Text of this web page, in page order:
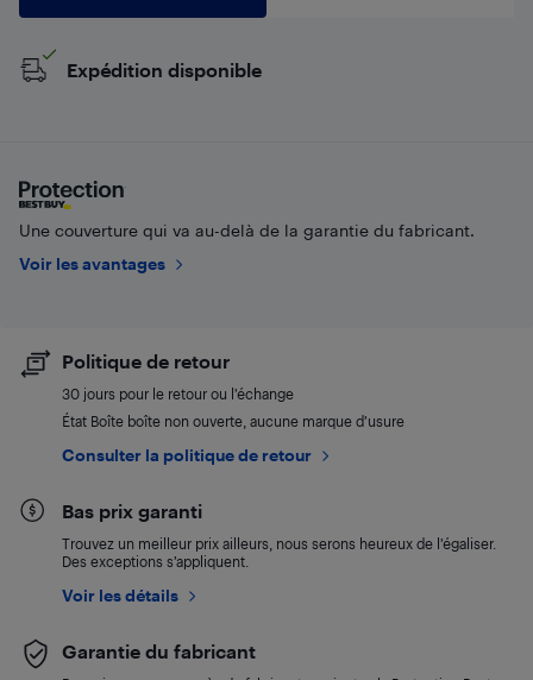
Expédition disponible
Une couverture qui va au-delà de la garantie du fabricant.
Voir les avantages
Politique de retour
30 jours pour le retour ou l’échange
État Boîte boîte non ouverte, aucune marque d’usure
Consulter la politique de retour
Bas prix garanti
Trouvez un meilleur prix ailleurs, nous serons heureux de l’égaliser.
Des exceptions s’appliquent.
Voir les détails
Garantie du fabricant